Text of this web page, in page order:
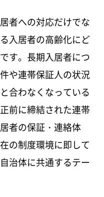
者への対応だけでな
入居者の高齢化にど
す。長期入居者につ
や連帯保証人の状況
合わなくなっている
前に締結された連帯
者の保証・連絡体
の制度環境に即して
治体に共通するテー